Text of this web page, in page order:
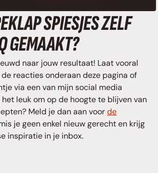
SPIESJES ZELF
GEMAAKT?
naar jouw resultaat! Laat vooral
reacties onderaan deze pagina of
via een van mijn social media
het leuk om op de hoogte te blijven van
Meld je dan aan voorde
je geen enkel nieuw gerecht en krijg
inspiratie in je inbox.